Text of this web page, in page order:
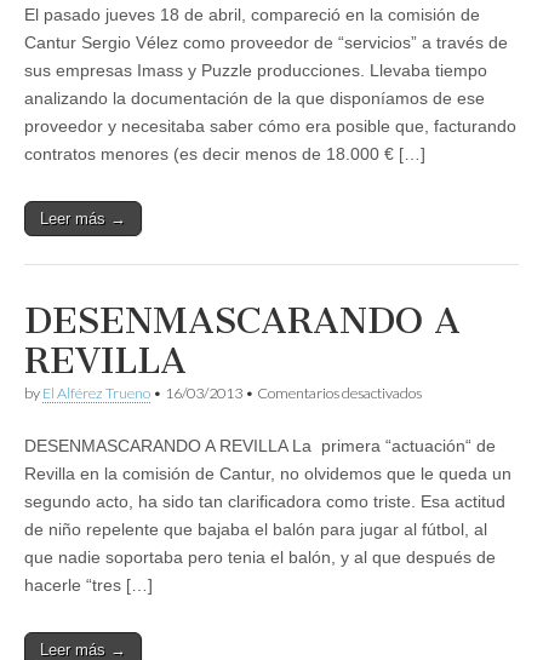
impune
El pasado jueves 18 de abril, compareció en la comisión de
Cantur Sergio Vélez como proveedor de “servicios” a través de
sus empresas Imass y Puzzle producciones. Llevaba tiempo
analizando la documentación de la que disponíamos de ese
proveedor y necesitaba saber cómo era posible que, facturando
contratos menores (es decir menos de 18.000 € […]
Leer más →
DESENMASCARANDO A
REVILLA
by El Alférez Trueno • 16/03/2013 • Comentarios desactivadosen
REVILLA
DESENMASCARANDO A REVILLA La primera “actuación“ de
Revilla en la comisión de Cantur, no olvidemos que le queda un
segundo acto, ha sido tan clarificadora como triste. Esa actitud
de niño repelente que bajaba el balón para jugar al fútbol, al
que nadie soportaba pero tenia el balón, y al que después de
hacerle “tres […]
Leer más →